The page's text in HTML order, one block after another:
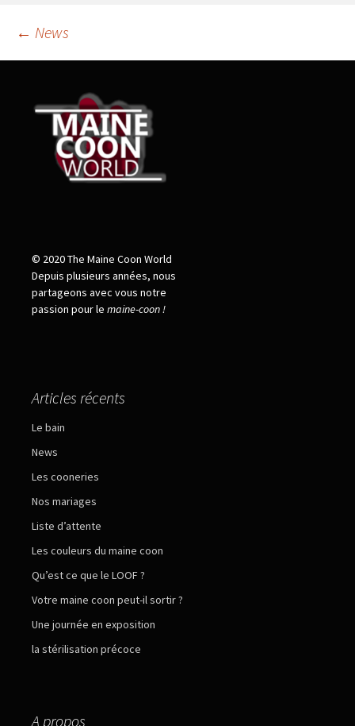
← News
© 2020 The Maine Coon World
Depuis plusieurs années, nous
partageons avec vous notre
passion pour le maine-coon !
Articles récents
Le bain
News
Les cooneries
Nos mariages
Liste d’attente
Les couleurs du maine coon
Qu’est ce que le LOOF ?
Votre maine coon peut-il sortir ?
Une journée en exposition
la stérilisation précoce
A propos